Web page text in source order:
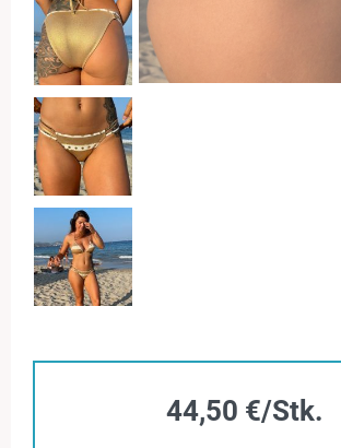
44,50 €/Stk.